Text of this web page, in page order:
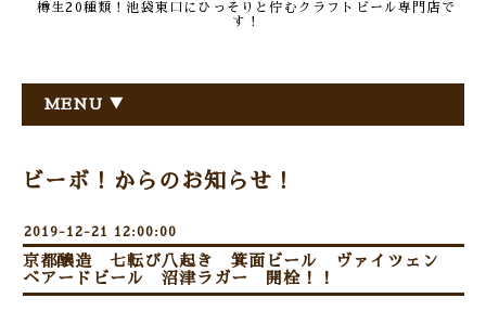
樽生20種類！池袋東口にひっそりと佇むクラフトビール専門店で
す！
MENU ▼
ビーボ！からのお知らせ！
2019-12-21 12:00:00
京都醸造 七転び八起き 箕面ビール ヴァイツェン
ベアードビール 沼津ラガー 開栓！！